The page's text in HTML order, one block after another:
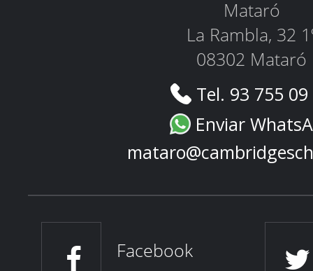
Mataró
La Rambla, 32
08302 Mataró
Tel. 93 755
Enviar
Facebook